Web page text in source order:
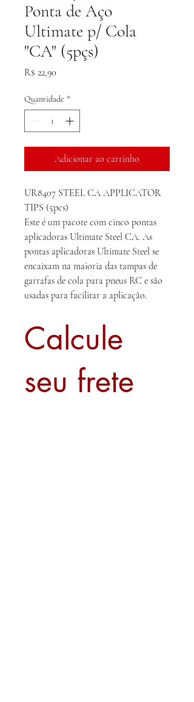
Ponta de Aço
Ultimate p/ Cola
"CA" (5pçs)
R$ 22,90
Quantidade *
Adicionar ao carrinho
UR8407 STEEL CA APPLICATOR
TIPS (5pcs)
Este é um pacote com cinco pontas
aplicadoras Ultimate Steel CA. As
pontas aplicadoras Ultimate Steel se
encaixam na maioria das tampas de
garrafas de cola para pneus RC e são
usadas para facilitar a aplicação.
Calcule
seu frete